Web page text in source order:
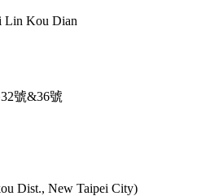
Lin Kou Dian
號&36號
Dist., New Taipei City)